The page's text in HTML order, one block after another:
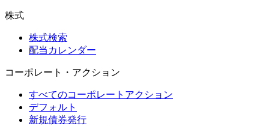
株式
株式検索
配当カレンダー
コーポレート・アクション
すべてのコーポレートアクション
デフォルト
新規債券発行